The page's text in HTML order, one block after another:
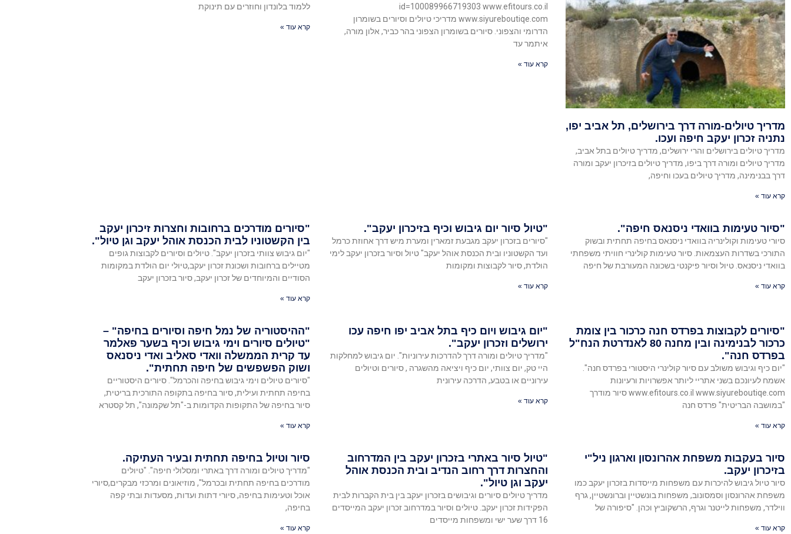
מדריך טיולים-מורה דרך בירושלים, תל אביב יפו,
נתניה זכרון יעקב חיפה ועכו.
מדריך טיולים בירושלים והרי ירושלים, מדריך טיולים בתל אביב,
מדריך טיולים ומורה דרך ביפו, מדריך טיולים בזיכרון יעקב ומורה
דרך בבנימינה, מדריך טיולים בעכו וחיפה,
קרא עוד »
id=100089966719303 www.efitours.co.il
www.siyureboutiqe.com מדריכי טיולים וסיורים בשומרון
הדרומי והצפוני. סיורים בשומרון הצפוני בהר כביר, אלון מורה,
איתמר עד
קרא עוד »
ללמוד בלונדון וחוזרים עם תינוקת
קרא עוד »
"סיור טעימות בוואדי ניסנאס חיפה".
סיורי טעימות וקולינריה בוואדי ניסנאס בחיפה תחתית ובשוק
התורכי בשדרות העצמאות. סיור טעימות קולינרי חוויתי משפחתי
בוואדי ניסנאס. טיול וסיור פיקנטי בשכונה המעורבת של חיפה
קרא עוד »
"טיול סיור יום גיבוש וכיף בזיכרון יעקב".
"סיורים בזכרון יעקב מגבעת זמארין ומערת מיש דרך אחוזת כרמל
ועד הקשטוניו ובית הכנסת אוהל יעקב" טיול וסיור בזכרון יעקב לימי
הולדת, סיור לקבוצות ומקומות
קרא עוד »
"סיורים מודרכים ברחובות וחצרות זיכרון יעקב
בין הקשטוניו לבית הכנסת אוהל יעקב וגן טיול".
"יום גיבוש צוותי בזכרון יעקב". טיולים וסיורים לקבוצות גופים
מטיילים ברחובות ושכונת זכרון יעקב,טיולי יום הולדת במקומות
הסודיים והמיוחדים של זכרון יעקב, סיור בזכרון יעקב
קרא עוד »
"סיורים לקבוצות בפרדס חנה כרכור בין צומת
כרכור לבנימינה ובין מחנה 80 לאנדרטת הנח"ל
בפרדס חנה".
"יום כיף וגיבוש משולב עם סיור קולינרי היסטורי בפרדס חנה".
אשמח לעיונכם בשני אתריי ליותר אפשרויות ורעיונות
www.efitours.co.il www.siyureboutiqe.com סיור מודרך
"במושבה הבריטית" פרדס חנה
קרא עוד »
"יום גיבוש ויום כיף בתל אביב יפו חיפה עכו
ירושלים וזכרון יעקב".
"מדריך טיולים ומורה דרך להדרכות עירוניות". יום גיבוש למחלקות
היי טק, יום צוותי, יום כיף ויציאה מהשגרה , סיורים וטיולים
עירוניים או בטבע, הדרכה עירונית
קרא עוד »
"ההיסטוריה של נמל חיפה וסיורים בחיפה" –
"טיולים סיורים וימי גיבוש וכיף בשער פאלמר
עד קרית הממשלה וואדי סאליב ואדי ניסנאס
ושוק הפשפשים של חיפה תחתית".
"סיורים טיולים וימי גיבוש בחיפה והכרמל". סיורים היסטוריים
בחיפה תחתית ועילית, סיור בחיפה בתקופה התורכית בריטית,
סיור בחיפה של התקופות הקדומות ב-"תל שקמונה", תל קסטרא
קרא עוד »
סיור בעקבות משפחת אהרונסון וארגון ניל"י
בזיכרון יעקב.
סיור טיול גיבוש להיכרות עם משפחות מייסדות בזכרון יעקב כמו
משפחת אהרונסון וסמסונוב, משפחות בונשטיין וברונשטיין, גרף
ווילדר, משפחות לייטנר וגרף, הרשקוביץ וכהן. "סיפורה של
קרא עוד »
"טיול סיור באתרי בזכרון יעקב בין המדרחוב
והחצרות דרך רחוב הנדיב ובית הכנסת אוהל
יעקב וגן טיול".
מדריך טיולים סיורים וגיבושים בזכרון יעקב בין בית הקברות לבית
הפקידות זכרון יעקב. טיולים וסיור במדרחוב זכרון יעקב המייסדים
16 דרך שער ישי ומשפחות מייסדים
סיור וטיול בחיפה תחתית ובעיר העתיקה.
"מדריך טיולים ומורה דרך באתרי ומסלולי חיפה". "טיולים
מודרכים בחיפה תחתית ובכרמל", מוזיאונים ומרכזי מבקרים,סיורי
אוכל וטעימות בחיפה, סיורי דתות ועדות, מסעדות ובתי קפה
בחיפה,
קרא עוד »